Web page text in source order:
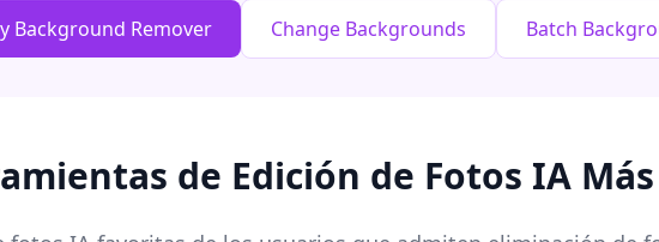
Background Remover Change Backgrounds Batch
de Edición de Fotos IA